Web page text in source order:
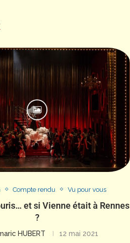
Compte rendu Vu pour vous
et si Vienne était à Rennes
?
HUBERT 12 mai 2021